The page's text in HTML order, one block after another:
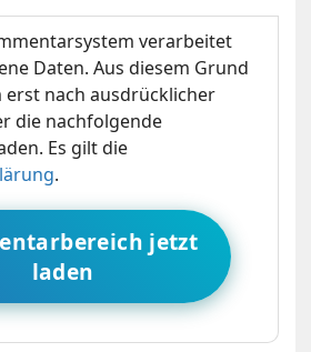
verarbeitet
Daten. Aus diesem Grund
erst nach ausdrücklicher
die nachfolgende
Es gilt die
.
jetzt
laden